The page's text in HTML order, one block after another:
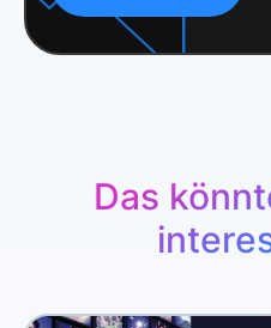
Verwendung unserer
soziale Medien, Werbung
Das